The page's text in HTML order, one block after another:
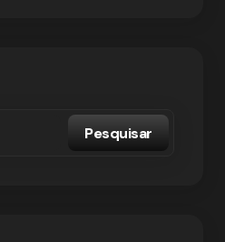
Pesquisar